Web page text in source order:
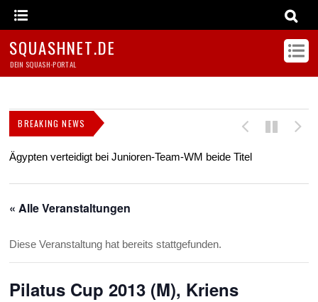
SQUASHNET.DE
DEIN SQUASH-PORTAL
BREAKING NEWS
Ägypten verteidigt bei Junioren-Team-WM beide Titel
« Alle Veranstaltungen
Diese Veranstaltung hat bereits stattgefunden.
Pilatus Cup 2013 (M), Kriens